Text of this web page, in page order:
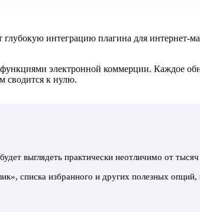
интеграцию плагина для интернет-
электронной коммерции. Каждое
сводится к нулю.
выглядеть практически неотличимо от
списка избранного и других полезных